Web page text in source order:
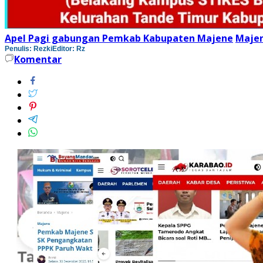
Apel Pagi gabungan Pemkab Kabupaten Majene
Penulis: RezkiEditor: Rz
Komentar